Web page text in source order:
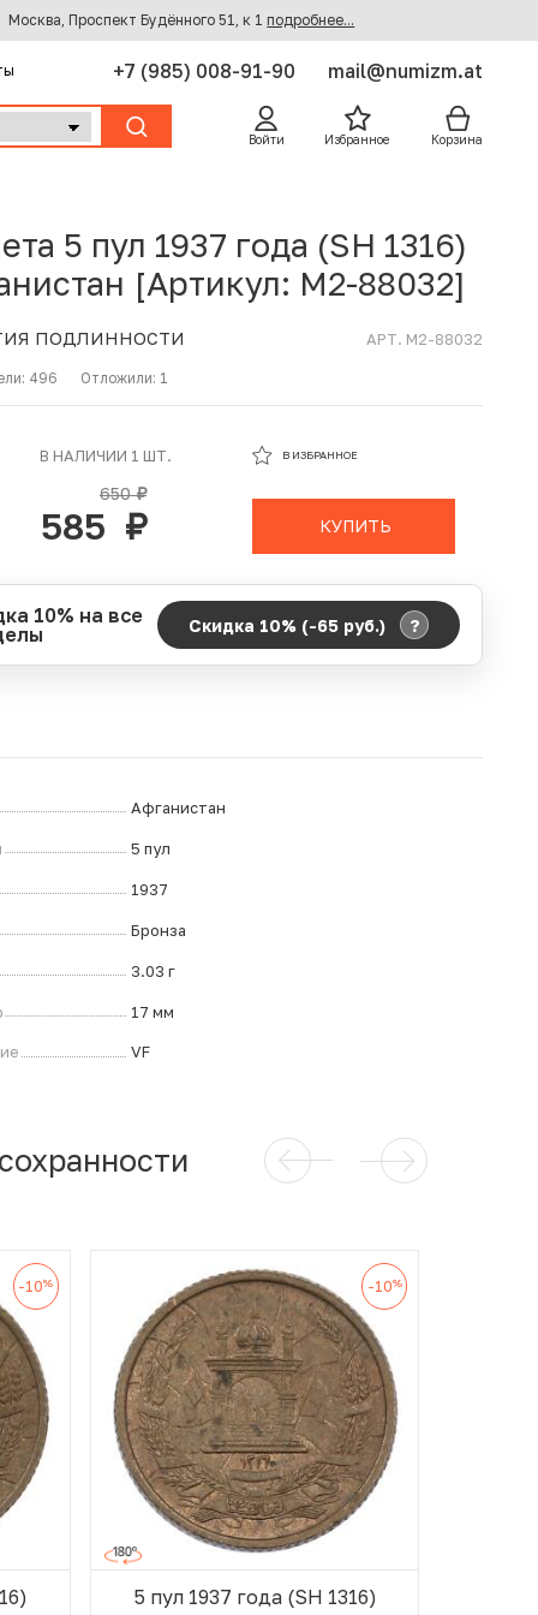
Москва, Проспект Будённого 51, к 1 подробнее...
+7 (985) 008-91-90 mail@numizm.at
Войти Избранное Корзина
5 пул 1937 года (SH 1316)
[Артикул: M2-88032]
ПОДЛИННОСТИ АРТ. M2-88032
496 Отложили: 1
В НАЛИЧИИ 1 ШТ.
650руб.
585 руб.
В ИЗБРАННОЕ
КУПИТЬ
10% на все
Скидка 10% (-65 руб.) ?
Афганистан
5 пул
1937
Бронза
3.03 г
17 мм
VF
-10% -10%
5 пул 1937 года (SH 1316)